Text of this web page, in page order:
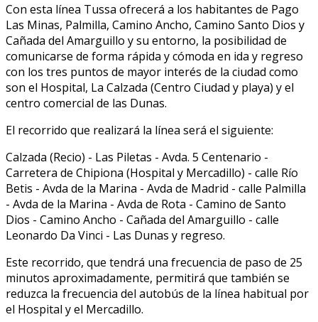
Con esta línea Tussa ofrecerá a los habitantes de Pago
Las Minas, Palmilla, Camino Ancho, Camino Santo Dios y
Cañada del Amarguillo y su entorno, la posibilidad de
comunicarse de forma rápida y cómoda en ida y regreso
con los tres puntos de mayor interés de la ciudad como
son el Hospital, La Calzada (Centro Ciudad y playa) y el
centro comercial de las Dunas.
El recorrido que realizará la línea será el siguiente:
Calzada (Recio) - Las Piletas - Avda. 5 Centenario -
Carretera de Chipiona (Hospital y Mercadillo) - calle Río
Betis - Avda de la Marina - Avda de Madrid - calle Palmilla
- Avda de la Marina - Avda de Rota - Camino de Santo
Dios - Camino Ancho - Cañada del Amarguillo - calle
Leonardo Da Vinci - Las Dunas y regreso.
Este recorrido, que tendrá una frecuencia de paso de 25
minutos aproximadamente, permitirá que también se
reduzca la frecuencia del autobús de la línea habitual por
el Hospital y el Mercadillo.